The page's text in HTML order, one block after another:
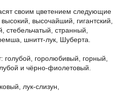
своим цветением следующие
высочайший, гигантский,
стебельчатый, странный,
шнитт-лук, Шуберта.
голубой, горолюбивый, горный,
и чёрно-фиолетовый.
лук-слизун,